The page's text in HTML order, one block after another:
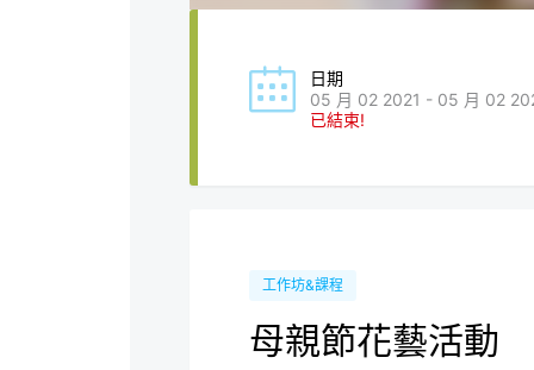
日期
05 月 02 2021 - 05 月 02
已結束!
工作坊&課程
母親節花藝活動